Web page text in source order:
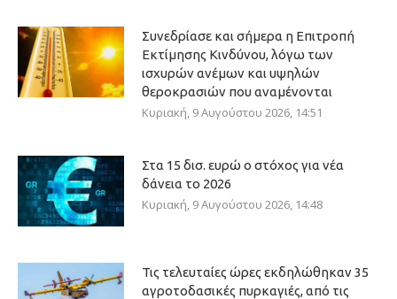
Συνεδρίασε και σήμερα η Επιτροπή
Εκτίμησης Κινδύνου, λόγω των
ισχυρών ανέμων και υψηλών
θεροκρασιών που αναμένονται
Κυριακή, 9 Αυγούστου 2026, 14:51
Στα 15 δισ. ευρώ ο στόχος για νέα
δάνεια το 2026
Κυριακή, 9 Αυγούστου 2026, 14:48
Τις τελευταίες ώρες εκδηλώθηκαν 35
αγροτοδασικές πυρκαγιές, από τις